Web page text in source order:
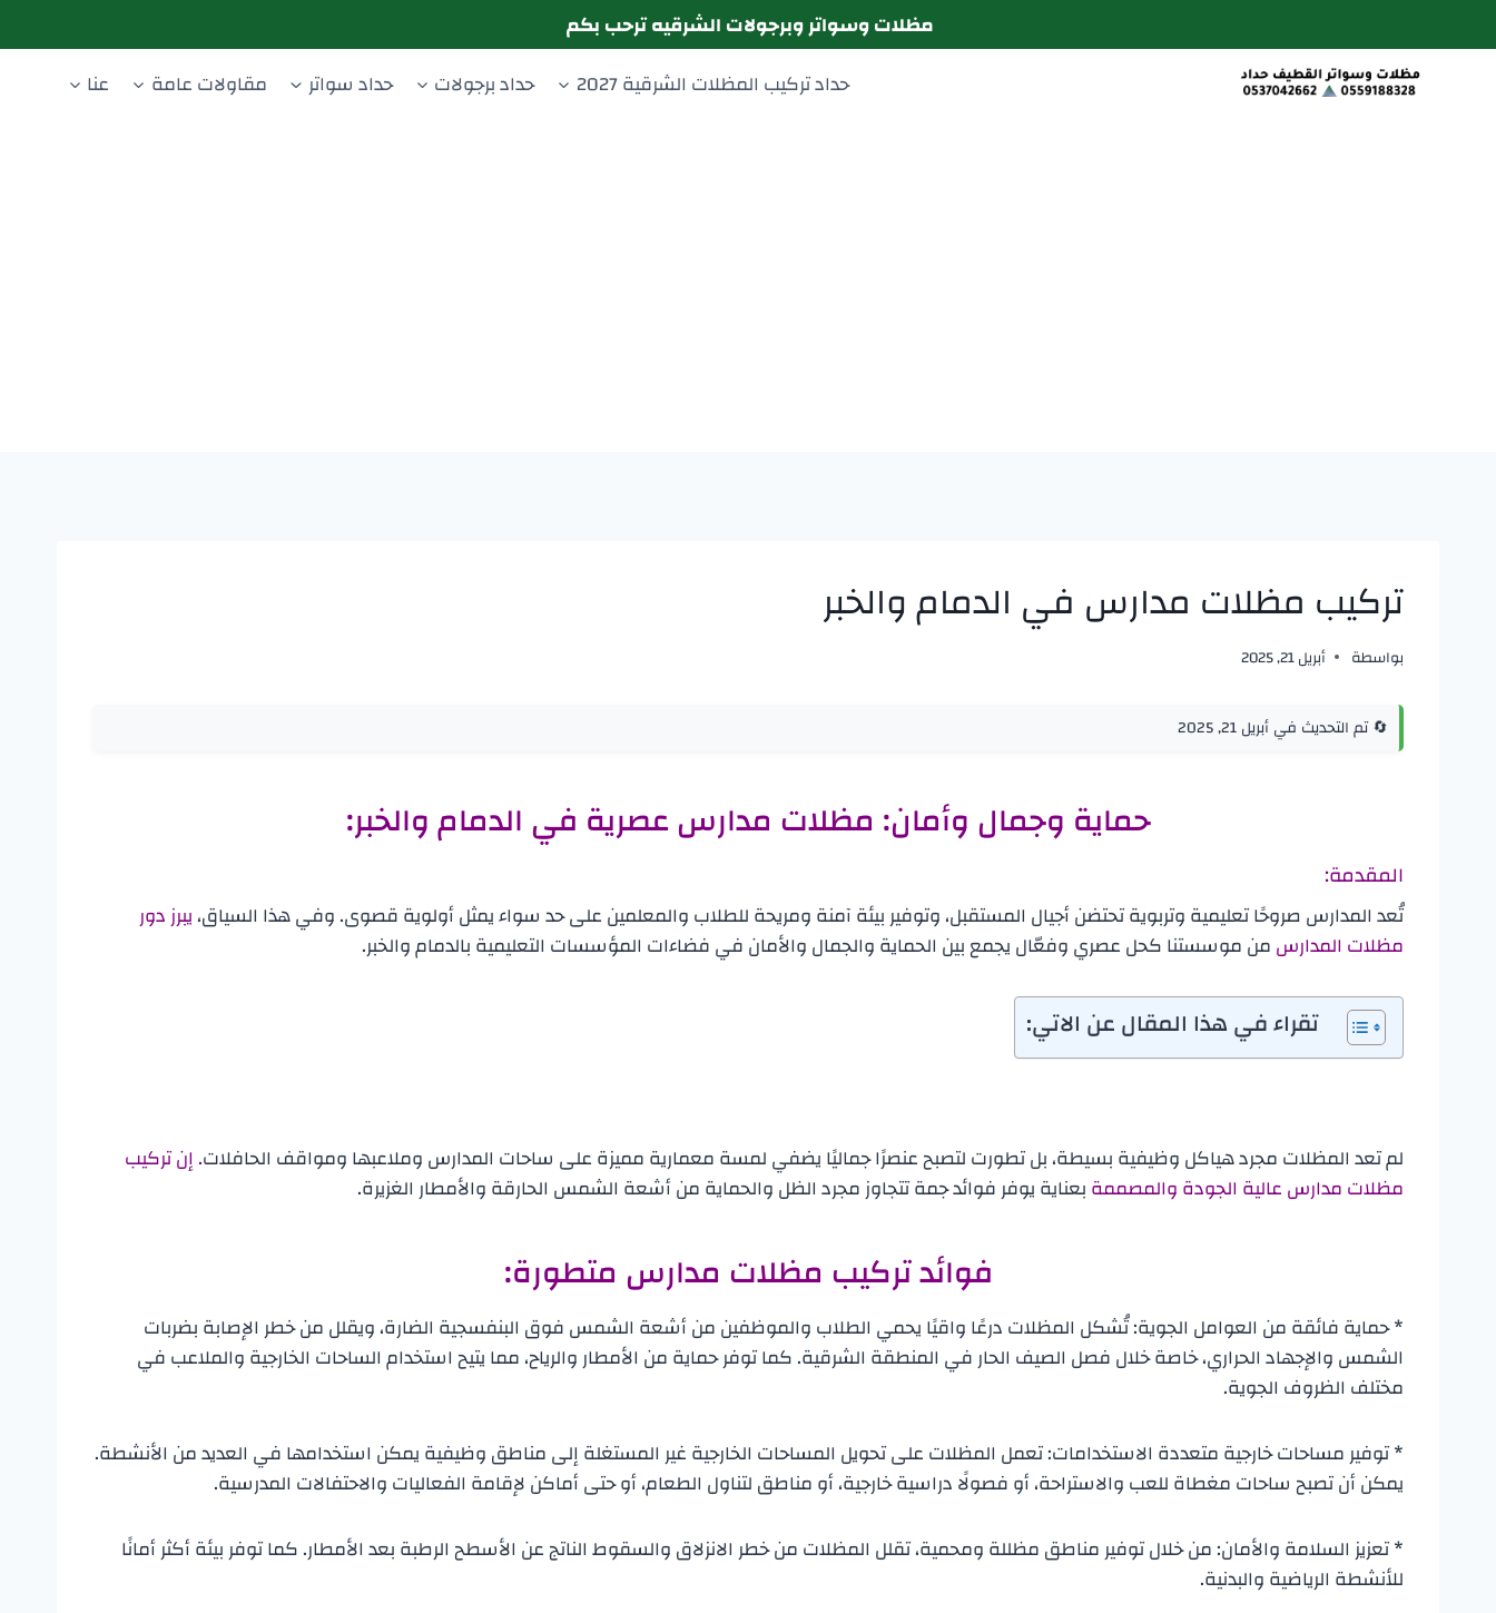
إلى
مظلات وسواتر وبرجولات الشرقيه ترحب بكم
حداد تركيب المظلات الشرقية 2027
حداد برجولات حداد سواتر مقاولات عامة عنا
تركيب مظلات مدارس في الدمام والخبر
بواسطة أبريل 21, 2025
🔄 تم التحديث في أبريل 21, 2025
حماية وجمال وأمان: مظلات مدارس عصرية في الدمام والخبر:
المقدمة:
تُعد المدارس صروحًا تعليمية وتربوية تحتضن أجيال المستقبل، وتوفير بيئة آمنة ومريحة للطلاب والمعلمين على حد سواء يمثل أولوية قصوى. وفي هذا السياق،يبرز دور
مظلات المدارسمن موسستنا كحل عصري وفعّال يجمع بين الحماية والجمال والأمان في فضاءات المؤسسات التعليمية بالدمام والخبر.
تقراء في هذا المقال عن الاتي:
لم تعد المظلات مجرد هياكل وظيفية بسيطة، بل تطورت لتصبح عنصرًا جماليًا يضفي لمسة معمارية مميزة على ساحات المدارس وملاعبها ومواقف الحافلات. إن تركيب
مظلات مدارس عالية الجودة والمصممةبعناية يوفر فوائد جمة تتجاوز مجرد الظل والحماية من أشعة الشمس الحارقة والأمطار الغزيرة.
فوائد تركيب مظلات مدارس متطورة:
* حماية فائقة من العوامل الجوية: تُشكل المظلات درعًا واقيًا يحمي الطلاب والموظفين من أشعة الشمس فوق البنفسجية الضارة، ويقلل من خطر الإصابة بضربات
الشمس والإجهاد الحراري، خاصة خلال فصل الصيف الحار في المنطقة الشرقية. كما توفر حماية من الأمطار والرياح، مما يتيح استخدام الساحات الخارجية والملاعب في
مختلف الظروف الجوية.
* توفير مساحات خارجية متعددة الاستخدامات: تعمل المظلات على تحويل المساحات الخارجية غير المستغلة إلى مناطق وظيفية يمكن استخدامها في العديد من الأنشطة.
يمكن أن تصبح ساحات مغطاة للعب والاستراحة، أو فصولًا دراسية خارجية، أو مناطق لتناول الطعام، أو حتى أماكن لإقامة الفعاليات والاحتفالات المدرسية.
* تعزيز السلامة والأمان: من خلال توفير مناطق مظللة ومحمية، تقلل المظلات من خطر الانزلاق والسقوط الناتج عن الأسطح الرطبة بعد الأمطار. كما توفر بيئة أكثر أمانًا
للأنشطة الرياضية والبدنية.